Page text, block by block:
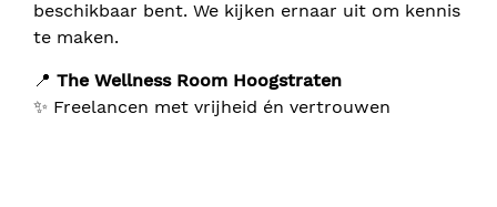
beschikbaar bent. We kijken ernaar uit om kennis
te maken.
📍 The Wellness Room Hoogstraten
✨ Freelancen met vrijheid én vertrouwen